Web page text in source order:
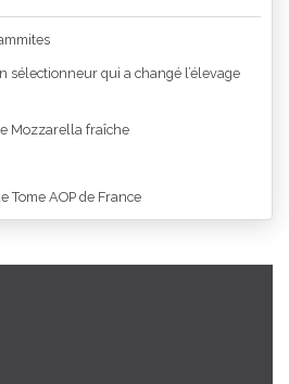
sélectionneur qui a changé l’élevage
Mozzarella fraîche
Tome AOP de France